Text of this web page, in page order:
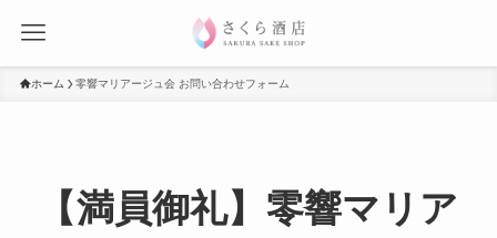
ホーム 零響マリアージュ会 お問い合わせフォーム
【満員御礼】零響マリア